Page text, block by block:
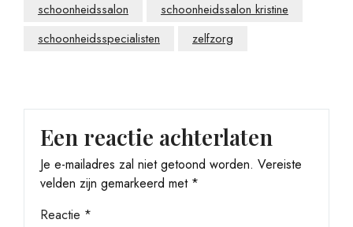
schoonheidssalon
schoonheidssalon kristine
schoonheidsspecialisten
zelfzorg
Een reactie achterlaten
Je e-mailadres zal niet getoond worden. Vereiste
velden zijn gemarkeerd met *
Reactie *